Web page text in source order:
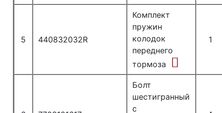
5 440832032R
Комплект
пружин
колодок
переднего
тормоза
1
Болт
шестигранный
с